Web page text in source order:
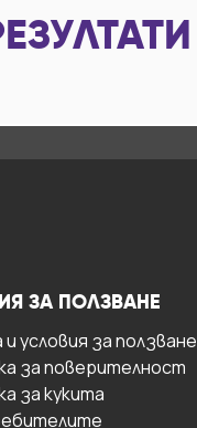
ЗА ПОЛЗВАНЕ
условия за ползване
за поверителност
за кукита